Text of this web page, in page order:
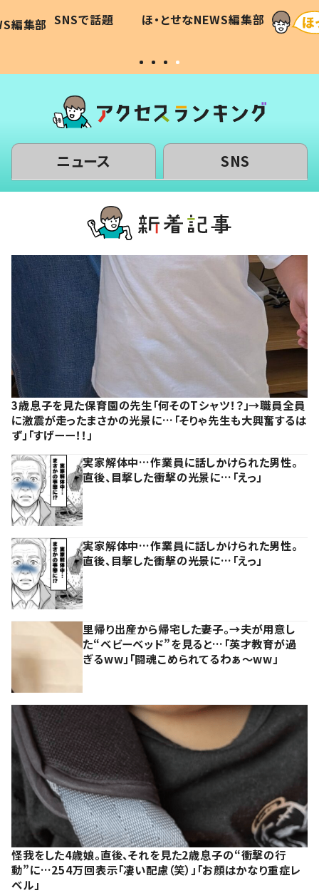
編集部
作り続ける理由とは #令和の親
#令和の子
SNSで話題 ほ・とせなNEWS編集部 「涙が
い」
ニュース SNS
3歳息子を見た保育園の先生「何そのTシャツ！？」→職員全員
に激震が走ったまさかの光景に…「そりゃ先生も大興奮するは
ず」「すげーー！！」
実家解体中…作業員に話しかけられた男性。
直後、目撃した衝撃の光景に…「えっ」
実家解体中…作業員に話しかけられた男性。
直後、目撃した衝撃の光景に…「えっ」
里帰り出産から帰宅した妻子。→夫が用意し
た“ベビーベッド”を見ると…「英才教育が過
ぎるww」「闘魂こめられてるわぁ～ww」
怪我をした4歳娘。直後、それを見た2歳息子の“衝撃の行
動”に…254万回表示「凄い配慮（笑）」「お顔はかなり重症レ
ベル」